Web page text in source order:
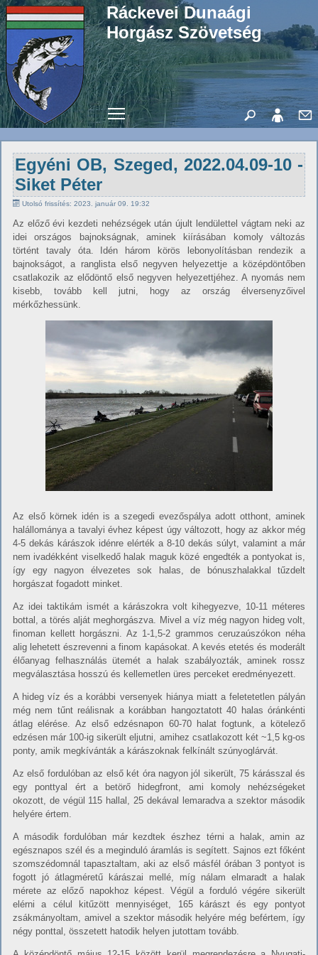
Ráckevei Dunaági
Horgász Szövetség
Toggle main menu visibility
Egyéni OB, Szeged, 2022.04.09-10 -
Siket Péter
Utolsó frissítés: 2023. január 09. 19:32
Az előző évi kezdeti nehézségek után újult lendülettel vágtam neki az
idei országos bajnokságnak, aminek kiírásában komoly változás
történt tavaly óta. Idén három körös lebonyolításban rendezik a
bajnokságot, a ranglista első negyven helyezettje a középdöntőben
csatlakozik az elődöntő első negyven helyezettjéhez. A nyomás nem
kisebb, tovább kell jutni, hogy az ország élversenyzőivel
mérkőzhessünk.
Az első körnek idén is a szegedi evezőspálya adott otthont, aminek
halállománya a tavalyi évhez képest úgy változott, hogy az akkor még
4-5 dekás kárászok idénre elérték a 8-10 dekás súlyt, valamint a már
nem ivadékként viselkedő halak maguk közé engedték a pontyokat is,
így egy nagyon élvezetes sok halas, de bónuszhalakkal tűzdelt
horgászat fogadott minket.
Az idei taktikám ismét a kárászokra volt kihegyezve, 10-11 méteres
bottal, a törés alját meghorgászva. Mivel a víz még nagyon hideg volt,
finoman kellett horgászni. Az 1-1,5-2 grammos ceruzaúszókon néha
alig lehetett észrevenni a finom kapásokat. A kevés etetés és moderált
élőanyag felhasználás ütemét a halak szabályozták, aminek rossz
megválasztása hosszú és kellemetlen üres perceket eredményezett.
A hideg víz és a korábbi versenyek hiánya miatt a feletetetlen pályán
még nem tűnt reálisnak a korábban hangoztatott 40 halas óránkénti
átlag elérése. Az első edzésnapon 60-70 halat fogtunk, a kötelező
edzésen már 100-ig sikerült eljutni, amihez csatlakozott két ~1,5 kg-os
ponty, amik megkívánták a kárászoknak felkínált szúnyoglárvát.
Az első fordulóban az első két óra nagyon jól sikerült, 75 kárásszal és
egy ponttyal ért a betörő hidegfront, ami komoly nehézségeket
okozott, de végül 115 hallal, 25 dekával lemaradva a szektor második
helyére értem.
A második fordulóban már kezdtek észhez térni a halak, amin az
egésznapos szél és a meginduló áramlás is segített. Sajnos ezt főként
szomszédomnál tapasztaltam, aki az első másfél órában 3 pontyot is
fogott jó átlagméretű kárászai mellé, míg nálam elmaradt a halak
mérete az előző napokhoz képest. Végül a forduló végére sikerült
elérni a célul kitűzött mennyiséget, 165 kárászt és egy pontyot
zsákmányoltam, amivel a szektor második helyére még befértem, így
négy ponttal, összetett hatodik helyen jutottam tovább.